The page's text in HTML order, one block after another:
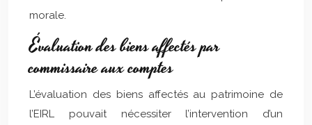
morale.
Évaluation des biens affectés par
commissaire aux comptes
L’évaluation des biens affectés au patrimoine de
l’EIRL pouvait nécessiter l’intervention d’un